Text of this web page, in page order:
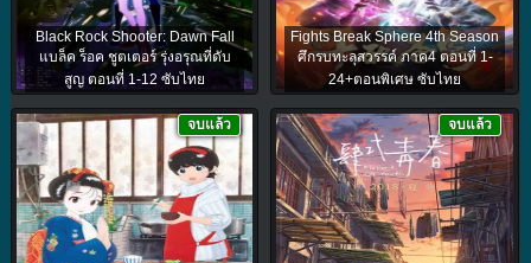
Black Rock Shooter: Dawn Fall
แบล็ค ร็อค ชูตเตอร์ รุ่งอรุณที่ดับ
สูญ ตอนที่ 1-12 ซับไทย
Fights Break Sphere 4th Season
ศึกรบทะลุสวรรค์ ภาค4 ตอนที่ 1-
24+ตอนพิเศษ ซับไทย
จบแล้ว จบแล้ว